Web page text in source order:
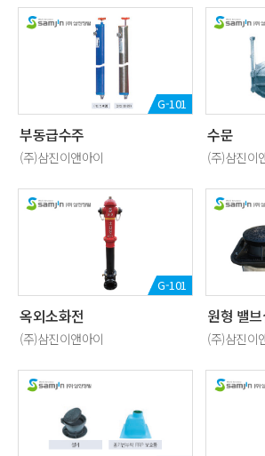
G-101
부동급수주
(주)삼진이앤아이
수문
(주)삼진이
G-101
옥외소화전
(주)삼진이앤아이
원형 밸
(주)삼진이